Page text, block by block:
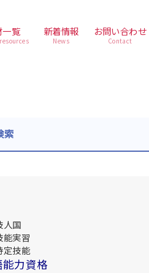
一覧 新着情報
News
お問い合わせ
Contact
索
人国
能実習
定技能
能力資格